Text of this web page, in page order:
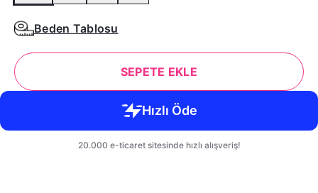
Beden Tablosu
SEPETE EKLE